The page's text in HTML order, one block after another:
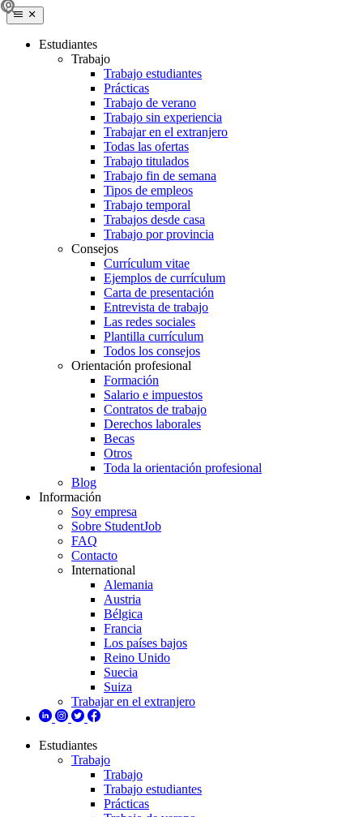
Estudiantes
Trabajo
Trabajo estudiantes
Prácticas
Trabajo de verano
Trabajo sin experiencia
Trabajar en el extranjero
Todas las ofertas
Trabajo titulados
Trabajo fin de semana
Tipos de empleos
Trabajo temporal
Trabajos desde casa
Trabajo por provincia
Consejos
Currículum vitae
Ejemplos de currículum
Carta de presentación
Entrevista de trabajo
Las redes sociales
Plantilla currículum
Todos los consejos
Orientación profesional
Formación
Salario e impuestos
Contratos de trabajo
Derechos laborales
Becas
Otros
Toda la orientación profesional
Blog
Información
Soy empresa
Sobre StudentJob
FAQ
Contacto
International
Alemania
Austria
Bélgica
Francia
Los países bajos
Reino Unido
Suecia
Suiza
Trabajar en el extranjero
Estudiantes
Trabajo
Trabajo
Trabajo estudiantes
Prácticas